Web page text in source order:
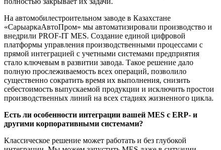
На автомобилестроительном заводе в Казахстане
«СарыаркаАвтоПром» мы автоматизировали производство и
внедрили PROF-IT MES. Создание единой цифровой
платформы управления производственными процессами с
прямой интеграцией с учетными системами предприятия
стало ключевым в развитии завода. Такое решение дало
полную прослеживаемость всех операций, позволило
существенно сократить время их выполнения, снизить
себестоимость выпускаемой продукции и исключить простои
производственных линий на всех стадиях жизненного цикла.
Есть ли особенности интеграции вашей MES с ERP- и
другими корпоративными системами?
Классическое решение может работать и без глубокой